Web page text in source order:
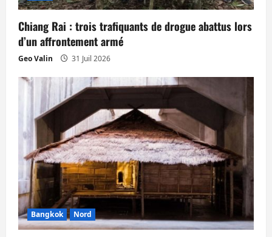
Chiang Rai : trois trafiquants de drogue abattus lors
d’un affrontement armé
Geo Valin 31 Juil 2026
Bangkok Nord